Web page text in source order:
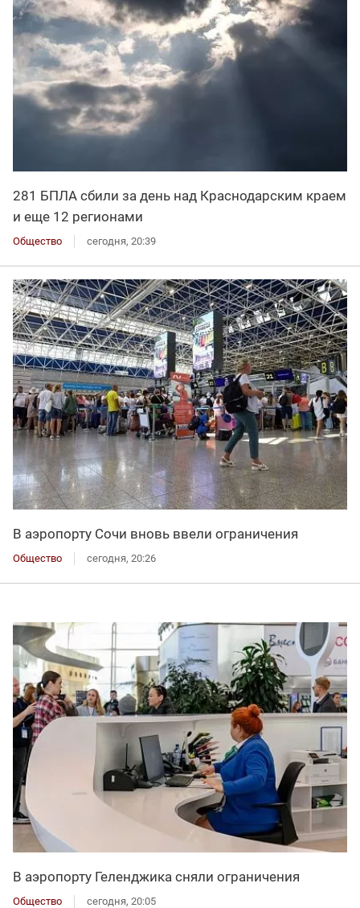
281 БПЛА сбили за день над Краснодарским краем
и еще 12 регионами
Общество сегодня, 20:39
В аэропорту Сочи вновь ввели ограничения
Общество сегодня, 20:26
В аэропорту Геленджика сняли ограничения
Общество сегодня, 20:05